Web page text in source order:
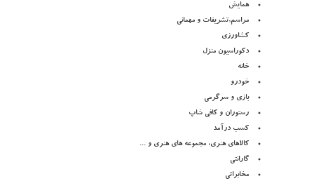
همایش
مراسم,تشریفات و مهمانی
کشاورزی
دکوراسیون منزل
خانه
خودرو
بازی و سرگرمی
رستوران و کافی شاپ
کسب درآمد
کالاهای هنری، مجموعه های هنری و ...
گارانتی
مخابراتی